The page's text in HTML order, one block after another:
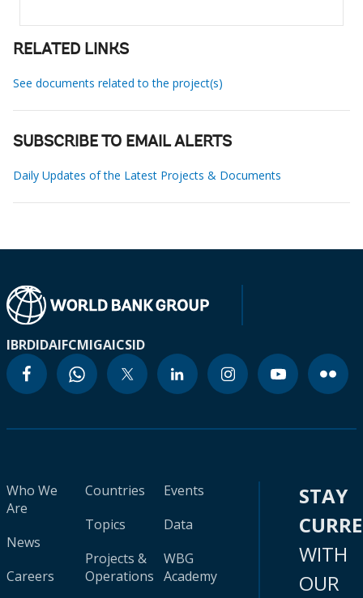
RELATED LINKS
See documents related to the project(s)
SUBSCRIBE TO EMAIL ALERTS
Daily Updates of the Latest Projects & Documents
IBRDIDAIFCMIGAICSID
Who We
Are
News
Careers
Countries
Topics
Projects &
Operations
Events
Data
WBG
Academy
STAY
WITH
OUR